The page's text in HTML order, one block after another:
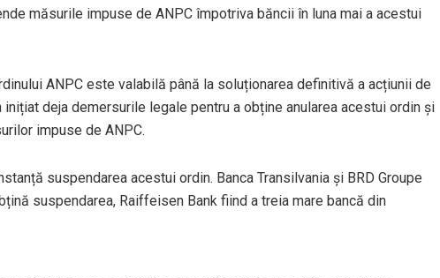
măsurile impuse de ANPC împotriva băncii în luna mai a acestui
ANPC este valabilă până la soluționarea definitivă a acțiunii de
inițiat deja demersurile legale pentru a obține anularea acestui ordin și
impuse de ANPC.
suspendarea acestui ordin. Banca Transilvania și BRD Groupe
suspendarea, Raiffeisen Bank fiind a treia mare bancă din